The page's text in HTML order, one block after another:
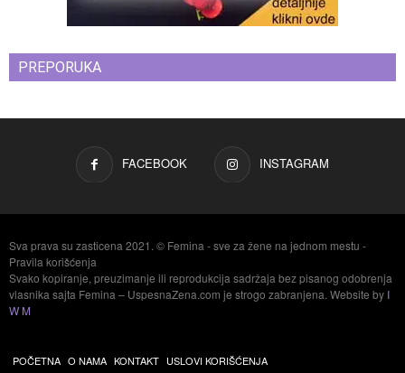
PREPORUKA
FACEBOOK INSTAGRAM
Sva prava su zasticena 2021. © Femina - sve za žene na jednom mestu -
Pravila korišćenja
Svako kopiranje, preuzimanje ili reprodukcija sadržaja bez pisanog odobrenja
vlasnika sajta Femina – UspesnaZena.com je strogo zabranjena. Website by I
W M
POČETNA O NAMA KONTAKT USLOVI KORIŠĆENJA